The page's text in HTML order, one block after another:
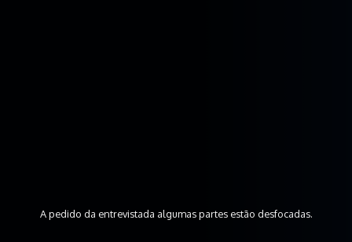
A pedido da entrevistada algumas partes estão desfocadas.